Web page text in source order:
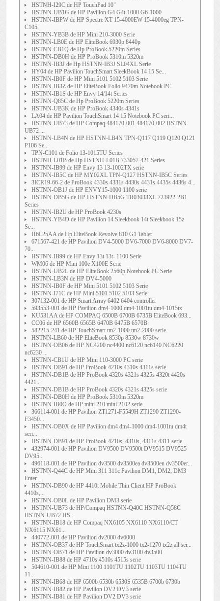
HSTNH-I29C de HP TouchPad 10"
HSTNN-UB1G de HP Pavilion G4 G4t-1000 G6-1000
HSTNN-IBPW de HP Spectre XT 15-4000EW 15-4000eg TPN-
C105
HSTNN-YB3B de HP Mini 210-3000 Serie
HSTNN-LB0E de HP EliteBook 6930p 8440p
HSTNN-CB1Q de Hp ProBook 5220m Series
HSTNN-DB0H de HP ProBook 5310m 5320m
HSTNN-IB3J de Hp HSTNN-IB3J SL04XL Serie
HY04 de HP Pavilion TouchSmart SleekBook 14 15 Se...
HSTNN-IB0F de HP Mini 5101 5102 5103 Serie
HSTNN-IB3Z de HP EliteBook Folio 9470m Notebook PC
HSTNN-IB1S de HP Envy 14/14t Series
HSTNN-Q85C de Hp ProBook 5220m Series
HSTNN-UB3K de HP ProBook 4340s 4341s
LA04 de HP Pavilion TouchSmart 14 15 Notebook PC seri...
HSTNN-UB73 de HP Compaq 484170-001 484170-002 HSTNN-
UB72 ...
HSTNN-LB4N de HP HSTNN-LB4N TPN-Q117 Q119 Q120 Q121
P106 Se...
TPN-C101 de Folio 13-1015TU Series
HSTNH-L01B de Hp HSTNH-L01B 733057-421 Series
HSTNN-IB99 de HP Envy 13 13-1002TX serie
HSTNN-IB5C de HP MY02XL TPN-Q127 HSTNN-IB5C Series
3ICR19-66-2 de ProBook 4330s 4331s 4430s 4431s 4435s 4436s 4...
HSTNN-OB1J de HP ENVY15-1000 1100 serie
HSTNN-DB5G de HP HSTNN-DB5G TR03033XL 723922-2B1
Series
HSTNN-IB2U de HP ProBook 4230s
HSTNN-YB4D de HP Pavilion 14 Sleekbook 14t Sleekbook 15z
Se...
H6L25AA de Hp EliteBook Revolve 810 G1 Tablet
671567-421 de HP Pavilion DV4-5000 DV6-7000 DV6-8000 DV7-
70...
HSTNN-IB99 de HP Envy 13t 13t- 1100 Serie
WM06 de HP Mini 100e X100E Serie
HSTNN-UB2L de HP EliteBook 2560p Notebook PC Serie
HSTNN-LB3N de HP DV4-5000
HSTNN-IB0F de HP Mini 5101 5102 5103 Serie
HSTNN-I71C de HP Mini 5101 5102 5103 Serie
307132-001 de HP Smart Array 6402 6404 controller
593553-001 de HP Pavilion dm4-1000 dm4-1001tu dm4-1015tx
KU531AA de HP COMPAQ 6500B 6700B 6735B EliteBook 693...
CC06 de HP 6560B 6565B 6470B 6475B 6570B
582215-241 de HP TouchSmart tm2-1000 tm2-2000 serie
HSTNN-LB60 de HP EliteBook 8530p 8530w 8730w
HSTNN-OB06 de HP NC4200 nc4400 nc6120 nc6140 NC6220
nc6230 ...
HSTNN-CB1U de HP Mini 110-3000 PC serie
HSTNN-DB91 de HP ProBook 4210s 4310s 4311s serie
HSTNN-DB1B de HP ProBook 4320s 4321s 4325s 4320t 4420s
4421...
HSTNN-DB1B de HP ProBook 4320s 4321s 4325s serie
HSTNN-DB0H de HP ProBook 5310m 5320m
HSTNN-IB0O de HP mini 210 mini 2102 serie
366114-001 de HP Pavilion ZT1271-F5549H ZT1290 ZT1290-
F3450...
HSTNN-OB0X de HP Pavilion dm4 dm4-1000 dm4-1001tu dm4t
seri...
HSTNN-DB91 de HP ProBook 4210s, 4310s, 4311s 4311 serie
432974-001 de HP Pavilion DV9500 DV9500t DV9515 DV9525
DV95...
496118-001 de HP Pavilion dv3500 dv3500ea dv3500en dv3500er...
HSTNN-Q44C de HP Mini 311 311c Pavilion DM1, DM2, DM3
Enter...
HSTNN-DB90 de HP 4410t Mobile Thin Client HP ProBook
4410s,...
HSTNN-OB0L de HP Pavilion DM3 serie
HSTNN-UB73 de HP/Compaq HSTNN-Q40C HSTNN-Q58C
HSTNN-UB72 HS...
HSTNN-IB18 de HP Compaq NX6105 NX6110 NX6110/CT
NX6115 NX61...
440772-001 de HP Pavilion dv2000 dv6000
HSTNN-OB37 de HP TouchSmart tx2z-1000 tx2-1270 tx2z all ser...
HSTNN-OB71 de HP Pavilion dv3000 dv3100 dv3500
HSTNN-IB88 de HP 4710s 4510s 4515s serie
504610-001 de HP Mini 1100 1101TU 1102TU 1103TU 1104TU
11...
HSTNN-IB68 de HP 6500b 6530b 6530S 6535B 6700b 6730b
HSTNN-IB82 de HP Pavilion DV2 DV3 serie
HSTNN-IB81 de HP Pavilion DV2 DV3 serie